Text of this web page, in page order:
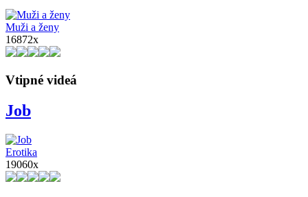
Muži a ženy
16872x
Vtipné videá
Job
Erotika
19060x